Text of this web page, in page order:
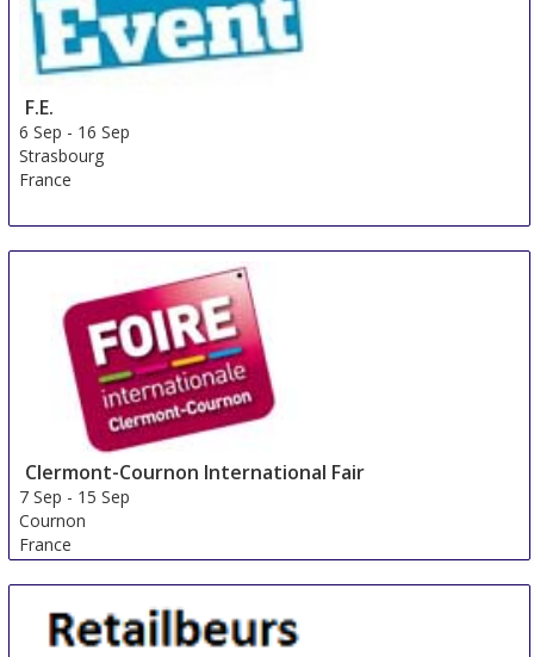
F.E.
6 Sep - 16 Sep
Strasbourg
France
Clermont-Cournon International Fair
7 Sep - 15 Sep
Cournon
France